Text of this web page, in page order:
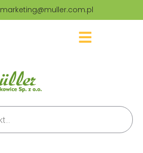
marketing@muller.com.pl